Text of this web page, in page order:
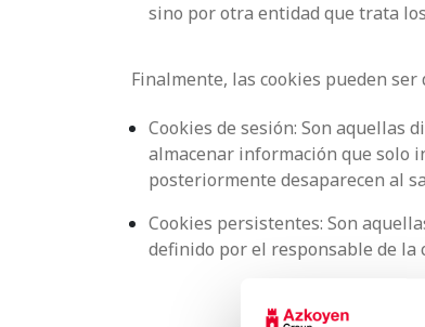
sino por otra entidad que trata
Finalmente, las cookies pueden
Cookies de sesión: Son aquellas
almacenar información que solo
posteriormente desaparecen al
Cookies persistentes: Son
definido por el responsable de la